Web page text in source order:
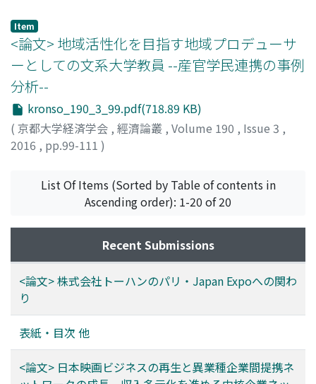
Item
<論文> 地域活性化を目指す地域プロデューサ
ーとしての文系大学教員 --産官学民連携の事例
分析--
kronso_190_3_99.pdf(718.89 KB)
( 京都大学経済学会 , 經濟論叢 , Volume 190 , Issue 3 ,
2016 , pp.99-111 )
List Of Items (Sorted by Table of contents in
Ascending order): 1-20 of 20
Recent Submissions
<論文> 株式会社トーハンのパリ・Japan Expoへの関わ
り
表紙・目次 他
<論文> 日本映画ビジネスの再生と異業種企業間提携ネ